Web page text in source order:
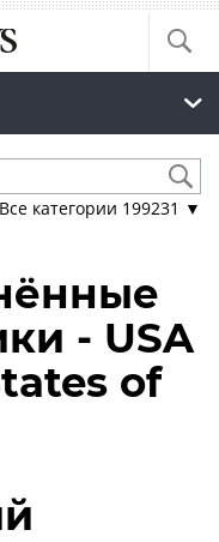
Все категории 199231 ▼
- USA
of